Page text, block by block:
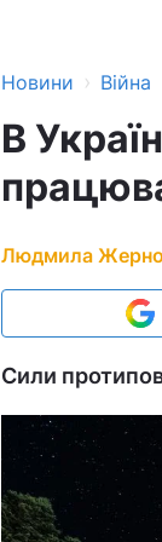
Новини › Війна
В
Людмила
Сили